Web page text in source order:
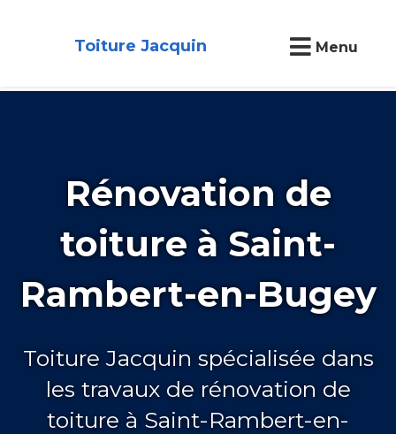
Toiture Jacquin Menu
Rénovation de
toiture à Saint-
Rambert-en-Bugey
Toiture Jacquin spécialisée dans
les travaux de rénovation de
toiture à Saint-Rambert-en-